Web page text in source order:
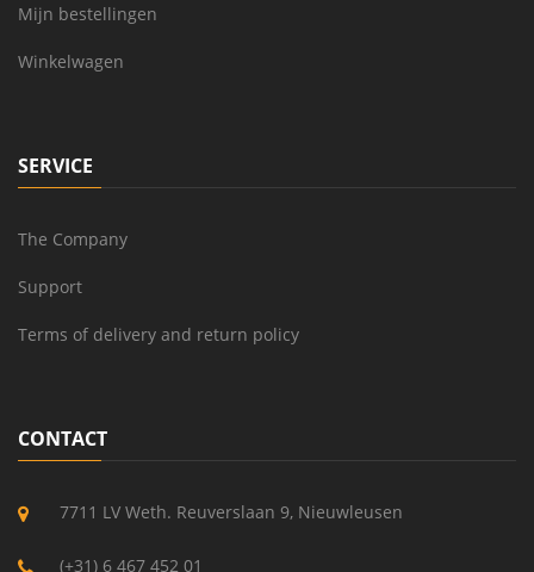
Mijn bestellingen
Winkelwagen
SERVICE
The Company
Support
Terms of delivery and return policy
CONTACT
7711 LV Weth. Reuverslaan 9, Nieuwleusen
(+31) 6 467 452 01